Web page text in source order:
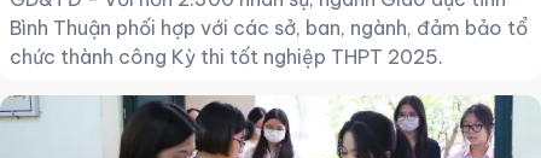
Bình Thuận phối hợp với các sở, ban, ngành, đảm bảo tổ
chức thành công Kỳ thi tốt nghiệp THPT 2025.